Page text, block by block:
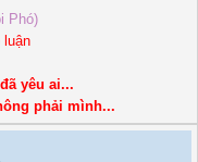
Phó)
luận
yêu ai...
phải mình...